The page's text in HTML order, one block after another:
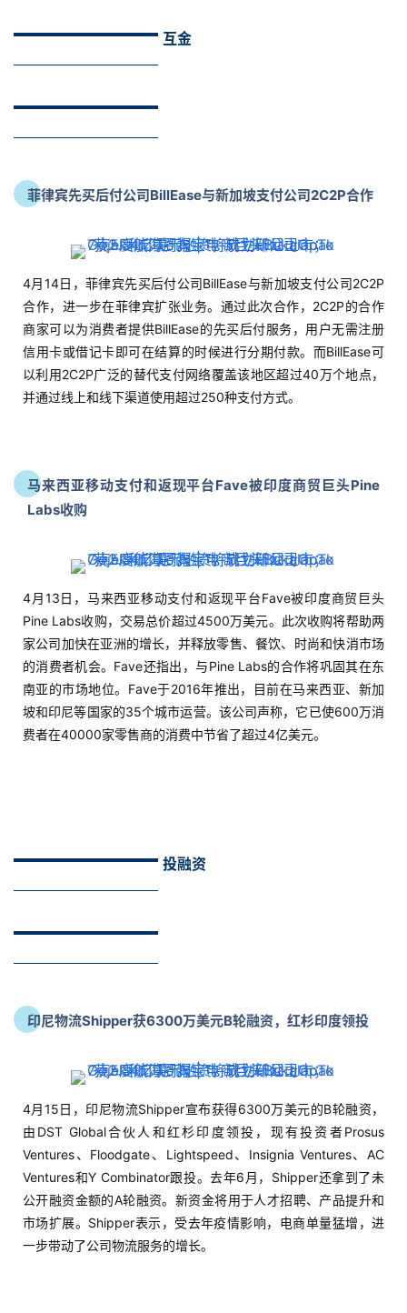
互金
菲律宾先买后付公司BillEase与新加坡支付公司2C2P合作
4月14日，菲律宾先买后付公司BillEase与新加坡支付公司2C2P
合作，进一步在菲律宾扩张业务。通过此次合作，2C2P的合作
商家可以为消费者提供BillEase的先买后付服务，用户无需注册
信用卡或借记卡即可在结算的时候进行分期付款。而BillEase可
以利用2C2P广泛的替代支付网络覆盖该地区超过40万个地点，
并通过线上和线下渠道使用超过250种支付方式。
马来西亚移动支付和返现平台Fave被印度商贸巨头Pine
Labs收购
4月13日，马来西亚移动支付和返现平台Fave被印度商贸巨头
Pine Labs收购，交易总价超过4500万美元。此次收购将帮助两
家公司加快在亚洲的增长，并释放零售、餐饮、时尚和快消市场
的消费者机会。Fave还指出，与Pine Labs的合作将巩固其在东
南亚的市场地位。Fave于2016年推出，目前在马来西亚、新加
坡和印尼等国家的35个城市运营。该公司声称，它已使600万消
费者在40000家零售商的消费中节省了超过4亿美元。
投融资
印尼物流Shipper获6300万美元B轮融资，红杉印度领投
4月15日，印尼物流Shipper宣布获得6300万美元的B轮融资，
由DST Global合伙人和红杉印度领投，现有投资者Prosus
Ventures、Floodgate、Lightspeed、Insignia Ventures、AC
Ventures和Y Combinator跟投。去年6月，Shipper还拿到了未
公开融资金额的A轮融资。新资金将用于人才招聘、产品提升和
市场扩展。Shipper表示，受去年疫情影响，电商单量猛增，进
一步带动了公司物流服务的增长。